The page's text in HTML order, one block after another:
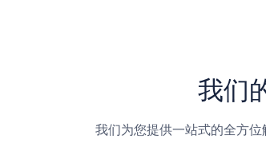
我们
我们为您提供一站式的全方